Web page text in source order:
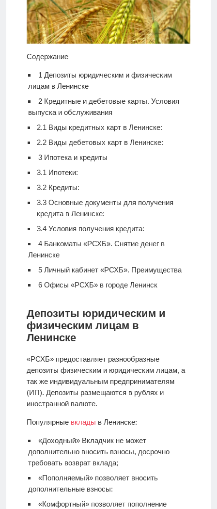
Содержание
1 Депозиты юридическим и физическим
лицам в Ленинске
2Кредитные и дебетовые карты. Условия
выпуска и обслуживания
2.1 Виды кредитных карт в Ленинске:
2.2Виды дебетовых карт в Ленинске:
3Ипотека и кредиты
3.1 Ипотеки:
3.2Кредиты:
3.3Основные документы для получения
кредита в Ленинске:
3.4Условия получения кредита:
4Банкоматы «РСХБ». Снятие денег в
Ленинске
5Личный кабинет «РСХБ». Преимущества
6Офисы «РСХБ» в городе Ленинск
Депозиты юридическим и
физическим лицам в
Ленинске
«РСХБ» предоставляет разнообразные
депозиты физическим и юридическим лицам, а
так же индивидуальным предпринимателям
(ИП). Депозиты размещаются в рублях и
иностранной валюте.
Популярные вклады в Ленинске:
«Доходный» Вкладчик не может
дополнительно вносить взносы, досрочно
требовать возврат вклада;
«Пополняемый» позволяет вносить
дополнительные взносы:
«Комфортный» позволяет пополнение